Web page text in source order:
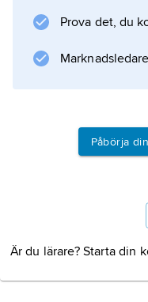
Prova det, du
Påbörja
Är du lärare? Starta din